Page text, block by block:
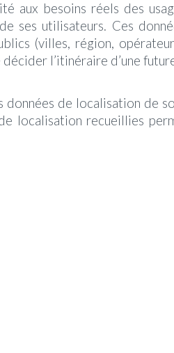
aux besoins réels des
ses utilisateurs. Ces
(villes, région,
l’itinéraire d’une
de localisation de
localisation recueillies